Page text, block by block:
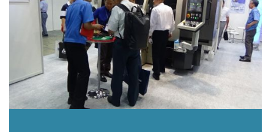
機械要素技術展に出展しています。